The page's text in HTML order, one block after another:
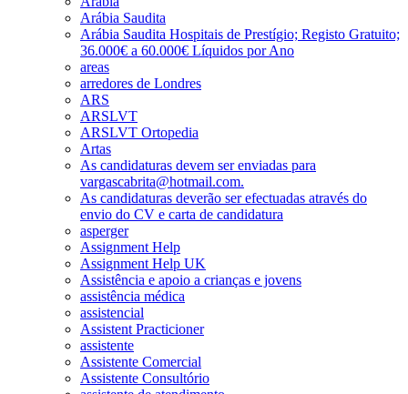
Arábia Saudita
Arábia Saudita Hospitais de Prestígio; Registo Gratuito;
36.000€ a 60.000€ Líquidos por Ano
areas
arredores de Londres
ARS
ARSLVT
ARSLVT Ortopedia
Artas
As candidaturas devem ser enviadas para
vargascabrita@hotmail.com.
As candidaturas deverão ser efectuadas através do
envio do CV e carta de candidatura
asperger
Assignment Help
Assignment Help UK
Assistência e apoio a crianças e jovens
assistência médica
assistencial
Assistent Practicioner
assistente
Assistente Comercial
Assistente Consultório